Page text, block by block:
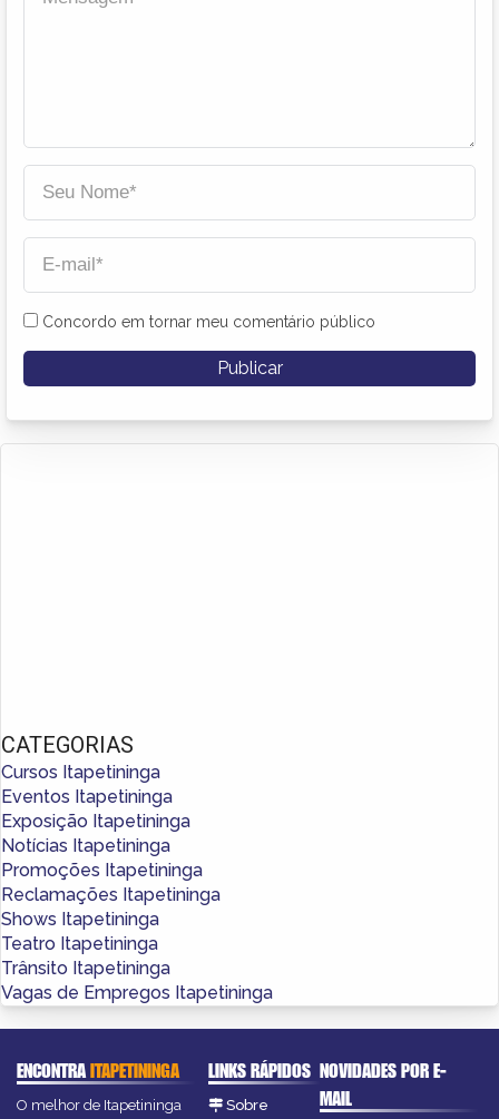
Concordo em tornar meu comentário público
CATEGORIAS
Cursos Itapetininga
Eventos Itapetininga
Exposição Itapetininga
Notícias Itapetininga
Promoções Itapetininga
Reclamações Itapetininga
Shows Itapetininga
Teatro Itapetininga
Trânsito Itapetininga
Vagas de Empregos Itapetininga
ENCONTRAITAPETININGA
O melhor de Itapetininga
LINKS RÁPIDOS
Sobre
NOVIDADES POR E-
MAIL